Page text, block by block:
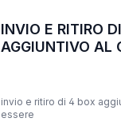
INVIO E RITIRO
AGGIUNTIVO AL
invio e ritiro di 4 box
essere